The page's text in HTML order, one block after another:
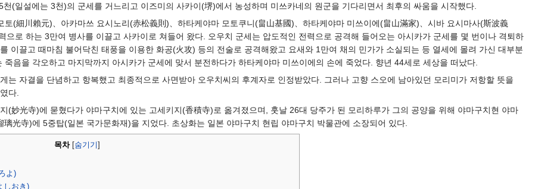
(일설에는 3천)의 군세를 거느리고 이즈미의 사카이(堺)에서 농성하며 미쓰카네의 원군을 기다리면서 최후의 싸움을 시작했다.
토(細川賴元)、아카마쓰 요시노리(赤松義則)、하타케야마 모토쿠니(畠山基國)、하타케야마 미쓰이에(畠山滿家)、시바 요시마사(斯波義
으로 하는 3만여 병사를 이끌고 사카이로 쳐들어 왔다. 오우치 군세는 압도적인 전력으로 공격해 들어오는 아시카가 군세를 몇 번이나 격퇴하
이끌고 때마침 불어닥친 태풍을 이용한 화공(火攻) 등의 전술로 공격해왔고 요새와 1만여 채의 민가가 소실되는 등 열세에 몰려 가신 대부분
죽음을 각오하고 마지막까지 아시카가 군세에 맞서 분전하다가 하타케야마 미쓰이에의 손에 죽었다. 향년 44세로 세상을 떠났다.
는 자결을 단념하고 항복했고 최종적으로 사면받아 오우치씨의 후계자로 인정받았다. 그러나 고향 스오에 남아있던 모리미가 저항할 뜻을
다.
(妙光寺)에 묻혔다가 야마구치에 있는 고세키지(香積寺)로 옮겨졌으며, 훗날 26대 당주가 된 모리하루가 그의 공양을 위해 야마구치현 야마
光寺)에 5중탑(일본 국가문화재)을 지었다. 초상화는 일본 야마구치 현립 야마구치 박물관에 소장되어 있다.
목차[ 숨기기
よ)
しおき)